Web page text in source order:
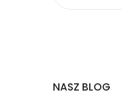
NASZ BLOG